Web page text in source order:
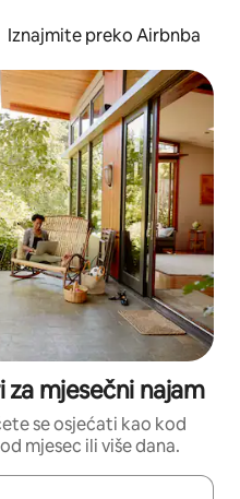
Iznajmite preko Airbnba
mjesečni najam
se osjećati kao kod
mjesec ili više dana.